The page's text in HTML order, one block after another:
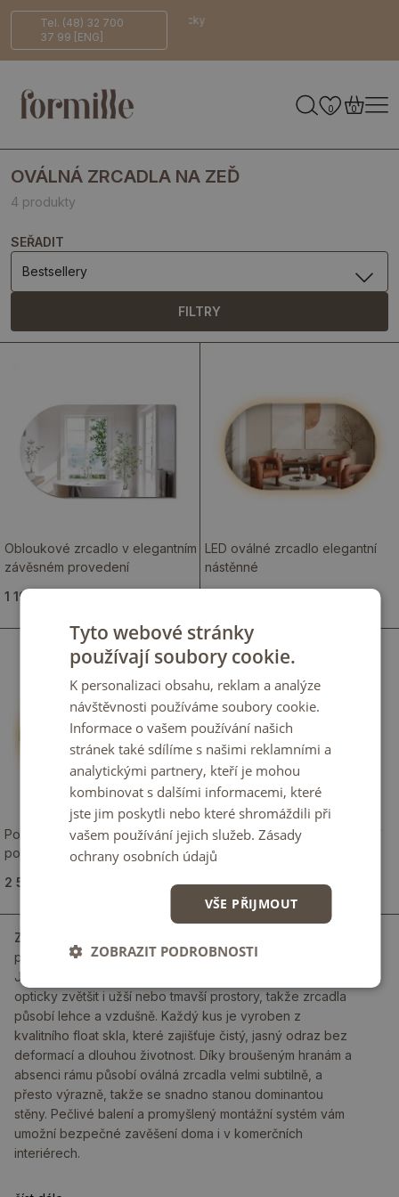
Tel. (48) 32 700
37 99 [ENG]
14 dní na
vrácení
Bezpečné
doručení
Ekologicky
0 0
OVÁLNÁ ZRCADLA NA ZEĎ
4 produkty
SEŘADIT
Bestsellery
FILTRY
Obloukové zrcadlo v elegantním
závěsném provedení
1 199.00 Kč
LED oválné zrcadlo elegantní
nástěnné
Polooválné zrcadlo s moderním
podsvícením
2 599.00 Kč
Oválné zrcadlo jako elegantní
nástěnná dekorace
1 649.00 Kč
Zrcadla na zeď
propojení elegance, funkčnosti a moderního designu.
Jemně zaoblený tvar dodá interiéru měkčí linie a pomůže
opticky zvětšit i užší nebo tmavší prostory, takže zrcadla
působí lehce a vzdušně. Každý kus je vyroben z
kvalitního float skla, které zajišťuje čistý, jasný odraz bez
deformací a dlouhou životnost. Díky broušeným hranám a
absenci rámu působí oválná zrcadla velmi subtilně, a
přesto výrazně, takže se snadno stanou dominantou
stěny. Pečlivé balení a promyšlený montážní systém vám
umožní bezpečné zavěšení doma i v komerčních
interiérech.
Tyto webové stránky
používají soubory cookie.
K personalizaci obsahu, reklam a analýze
návštěvnosti používáme soubory cookie.
Informace o vašem používání našich
stránek také sdílíme s našimi reklamními a
analytickými partnery, kteří je mohou
kombinovat s dalšími informacemi, které
jste jim poskytli nebo které shromáždili při
vašem používání jejich služeb. Zásady
ochrany osobních údajů
VŠE PŘIJMOUT
ZOBRAZIT PODROBNOSTI